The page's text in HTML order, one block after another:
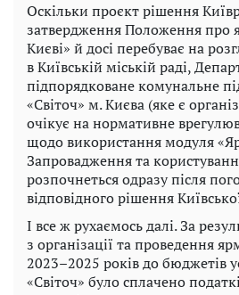
Оскільки проєкт рішення
затвердження Положення про
Києві» й досі перебуває на
в Київській міській раді,
підпорядковане комунальне
«Світоч» м. Києва (яке є
очікує на нормативне
щодо використання модуля
Запровадження та
розпочнеться одразу після
відповідного рішення
І все ж рухаємось далі. За
з організації та проведення
2023–2025 років до бюджетів
«Світоч» було сплачено